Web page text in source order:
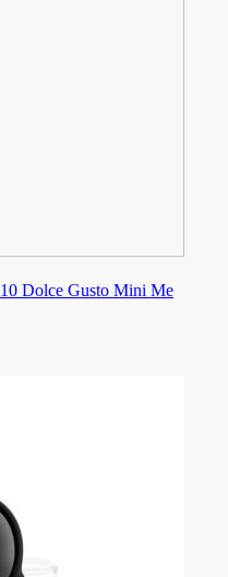
Dolce Gusto Mini Me